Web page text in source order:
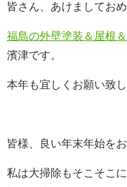
皆さん、あけましてお
福島の外壁塗装＆屋根
濱津です。
本年も宜しくお願い致し
皆様、良い年末年始を
私は大掃除もそこそこ